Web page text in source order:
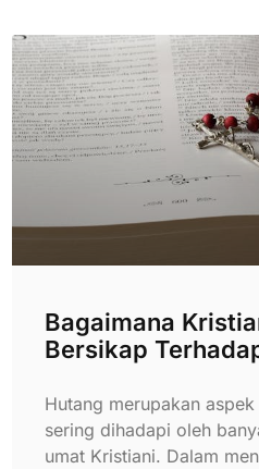
Bagaimana
Bersikap
Hutang merupakan
sering dihadapi oleh
umat Kristiani. Dalam